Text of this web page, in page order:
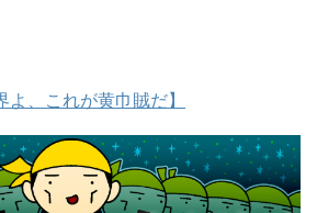
よ、これが黄巾賊だ】